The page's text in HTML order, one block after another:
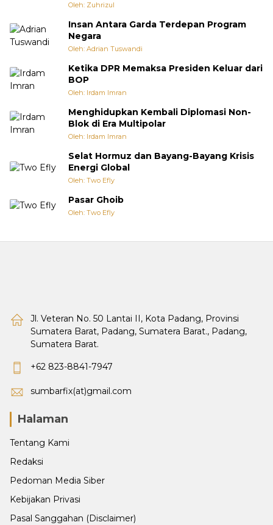
Oleh: Zuhrizul
Insan Antara Garda Terdepan Program
Negara
Oleh: Adrian Tuswandi
Ketika DPR Memaksa Presiden Keluar dari
BOP
Oleh: Irdam Imran
Menghidupkan Kembali Diplomasi Non-
Blok di Era Multipolar
Oleh: Irdam Imran
Selat Hormuz dan Bayang-Bayang Krisis
Energi Global
Oleh: Two Efly
Pasar Ghoib
Oleh: Two Efly
Jl. Veteran No. 50 Lantai II, Kota Padang, Provinsi
Sumatera Barat, Padang, Sumatera Barat., Padang,
Sumatera Barat.
+62 823-8841-7947
sumbarfix(at)gmail.com
Halaman
Tentang Kami
Redaksi
Pedoman Media Siber
Kebijakan Privasi
Pasal Sanggahan (Disclaimer)